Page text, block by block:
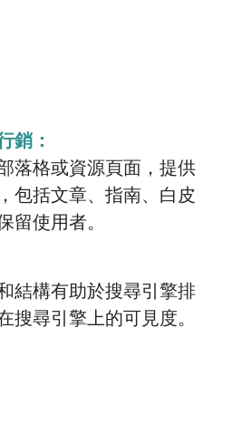
銷：
落格或資源頁面，提供
包括文章、指南、白皮
留使用者。
結構有助於搜尋引擎排
搜尋引擎上的可見度。